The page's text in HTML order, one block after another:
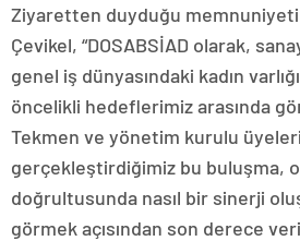
Ziyaretten duyduğu
Çevikel, “DOSABSİAD olarak,
genel iş dünyasındaki kadın
öncelikli hedeflerimiz arasında
Tekmen ve yönetim kurulu
gerçekleştirdiğimiz bu buluşma,
doğrultusunda nasıl bir sinerji
görmek açısından son derece